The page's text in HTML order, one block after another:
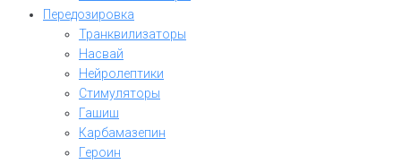
Передозировка
Транквилизаторы
Насвай
Нейролептики
Стимуляторы
Гашиш
Карбамазепин
Героин